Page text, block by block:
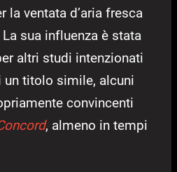
la ventata d’aria fresca
sua influenza è stata
altri studi intenzionati
un titolo simile, alcuni
convincenti
, almeno in tempi